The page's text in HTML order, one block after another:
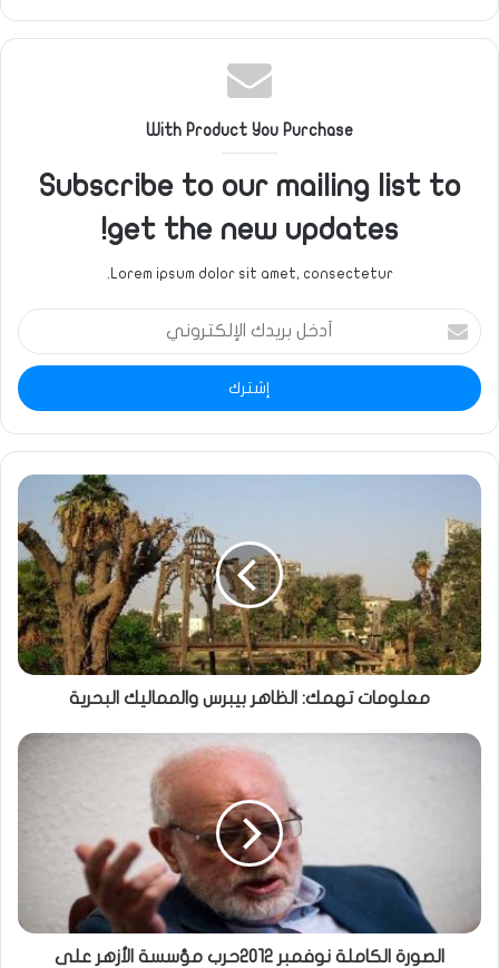
With Product You Purchase
Subscribe to our mailing list to
get the new updates!
Lorem ipsum dolor sit amet, consectetur.
أدخل
بريدك
الإلكتروني
معلومات تهمك: الظاهر بيبرس والمماليك البحرية
الصورة الكاملة نوفمبر 2012حرب مؤسسة الأزهر على